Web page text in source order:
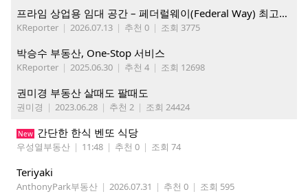
프라임 상업용 임대 공간 – 페더럴웨이(Federal Way) 최고의 가시성 입지
KReporter | 2026.07.13 | 추천 0 | 조회 3775
박승수 부동산, One-Stop 서비스
KReporter | 2025.06.30 | 추천 4 | 조회 12698
권미경 부동산 살때도 팔때도
권미경 | 2023.06.28 | 추천 2 | 조회 24424
New 간단한 한식 벤또 식당
우성열부동산 | 11:48 | 추천 0 | 조회 74
Teriyaki
AnthonyPark부동산 | 2026.07.31 | 추천 0 | 조회 595